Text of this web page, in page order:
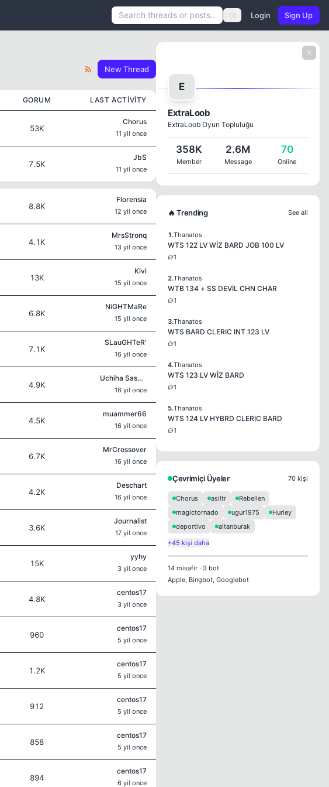
TR Login Sign Up
New Thread
GORUM LAST ACTIVITY
53K
Chorus
11 yil once
7.5K
JbS
11 yil once
8.8K
Florensia
12 yil once
4.1K
MrsStronq
13 yil once
13K
Kivi
15 yil once
6.8K
NiGHTMaRe
15 yil once
7.1K
SLauGHTeR'
16 yil once
4.9K
Uchiha Sasuke
16 yil once
4.5K
muammer66
16 yil once
6.7K
MrCrossover
16 yil once
4.2K
Deschart
16 yil once
3.6K
Journalist
17 yil once
15K
yyhy
3 yil once
4.8K
centos17
3 yil once
960
centos17
5 yil once
1.2K
centos17
5 yil once
912
centos17
5 yil once
858
centos17
5 yil once
894
centos17
6 yil once
E
ExtraLoob
ExtraLoob Oyun Topluluğu
358K
Member
2.6M
Message
70
Online
🔥 Trending See all
1.Thanatos
WTS 122 LV WİZ BARD JOB 100 LV
1
2.Thanatos
WTB 134 + SS DEVİL CHN CHAR
1
3.Thanatos
WTS BARD CLERIC INT 123 LV
1
4.Thanatos
WTS 123 LV WİZ BARD
1
5.Thanatos
WTS 124 LV HYBRD CLERIC BARD
1
Çevrimiçi Üyeler 70 kişi
Chorus asiltr
Rebellen
magictornado
ugur1975
Hurley
deportivo
altanburak
+45 kişi daha
14 misafir · 3 bot
Apple, Bingbot, Googlebot